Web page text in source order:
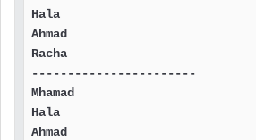
Hala
Ahmad
Racha
-----------------------
Mhamad
Hala
Ahmad